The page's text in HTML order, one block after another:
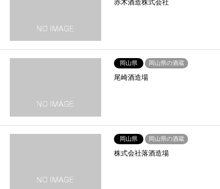
赤木酒造株式会社
岡山県 岡山県の酒蔵
尾崎酒造場
岡山県 岡山県の酒蔵
株式会社落酒造場